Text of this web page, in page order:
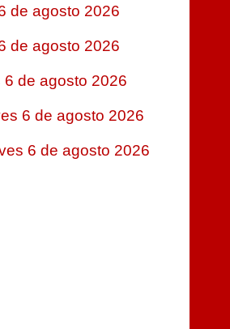
de agosto 2026
de agosto 2026
de agosto 2026
6 de agosto 2026
6 de agosto 2026